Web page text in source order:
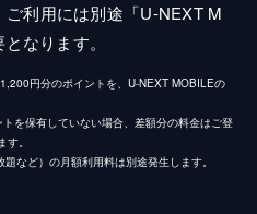
利用には別途「U-NEXT M
なります。
円分のポイントを、U-NEXT MOBILEの
を保有していない場合、差額分の料金はご登
。
など）の月額利用料は別途発生します。